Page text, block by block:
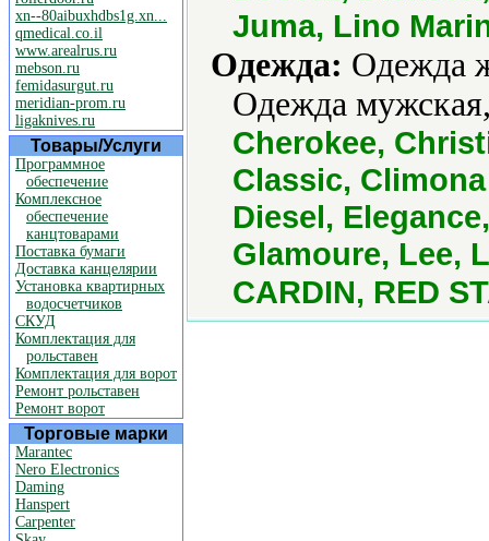
xn--80aibuxhdbs1g.xn...
qmedical.co.il
www.arealrus.ru
mebson.ru
femidasurgut.ru
meridian-prom.ru
ligaknives.ru
Товары/Услуги
Программное
обеспечение
Комплексное
обеспечение
канцтоварами
Поставка бумаги
Доставка канцелярии
Установка квартирных
водосчетчиков
СКУД
Комплектация для
рольставен
Комплектация для ворот
Ремонт рольставен
Ремонт ворот
Торговые марки
Marantec
Nero Electronics
Daming
Hanspert
Carpenter
Juma, Lino
Одежда: Одежда
Одежда
Cherokee,
Classic,
Diesel,
Glamoure, Lee,
CARDIN, RED